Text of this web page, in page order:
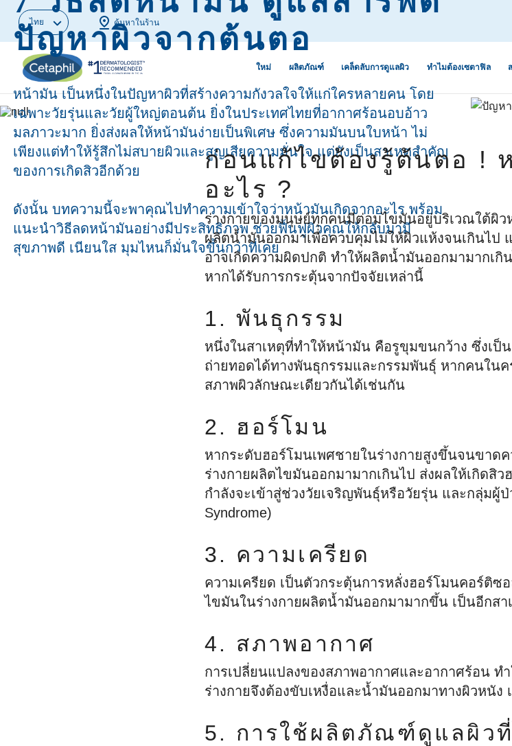
ไทย ค้นหาในร้าน
ใหม่ ผลิตภัณฑ์
ผลิตภัณฑ์ทำความสะอาดผิว
ผลิตภัณฑ์ทำความสะอาดผิว
หน้า
ผลิตภัณฑ์ทำความสะอาดผิว
กาย
มอยซ์เจอไรเซอร์ & เซรั่ม
บำรุงผิวหน้า
มอยซ์เจอไรเซอร์บำรุงผิว
ผิวมัน สิวและริ้วรอยจากสิว
ผิวหมองคล้ำ ขาดความชุ่ม
ชื้น
เครื่องสำอางและสิ่งสกปรก
บนผิว
ผิวแห้งกร้าน
ผิวมีอาการผื่นภูมิแพ้
แห้งเป็นขุย
ผิวไม่เรียบเนียน ขรุขระ ลอก
สีผิวไม่สม่ำเสมอ มีจุดด่างดำ
ผิวแห้ง
ผิวผสม
ผิวมัน
น้
ก
ไ
โ
เคล็ดลับการดูแลผิว
ขั้นตอนการดูแลผิวด้วยสกิน
ในวันที่ฤดูฝุ่นครองเมือง
ตัวช่วยดูแลผิวหน้าให้สะอาด
หมดจดจาก PM2.5
บอกลา 5 สัญญาณผิวแพ้ง่าย
ล้างหน้าแบบไหนดีที่สุด?
ป้องกันผิวหน้าแก่ก่อนวัยได้
โลชั่นหรือครีม เลือกที่ใช่ให้
ปลดล็อคผิวสุขภาพดี ไม่แพ้
เคล็ดลับผิวดีที่ผู้เชี่ยวชาญ
กันแดดสำหรับผิวแพ้ง่าย
ขั้นตอนดูแลผิวบอบบางหลัง
ทำเลเซอร์ให้กลับมาสุขภาพ
ผิวแพ้จากมลพิษ ฝุ่น ควัน
ผิวแพ้ของคนออกกำลังกาย
รีมูฟจุดด่างดำ ปรับสีผิวไม่
สม่ำเสมอ
รักษาสิวผดให้หายขาดอย่าง
ถูกวิธี
หยุดผิวแห้งกร้าน ลอกเป็น
ใช่
วิธีดูแลลูกเป็นผื่นแพ้ผิวหนัง
Atopic Dermatitis
ฟื้นฟูปัญหาผิวแห้ง แดง หน้า
ฟื้นฟูผื่นแพ้ผิวหนังให้กลับมา
การดูแลสูตรพิเศษ
การดูแลระบบนิเวศผิวเพื่อ
5 เหตุผลที่คุณจะรัก “เซตา
การอ่านฉลากสำหรับผิวแพ้
ง่าย
เซตาฟิลปรับสูตร “ผิวแพ้
อย่ายอมแพ้”
เคล็ดลับล้างหน้าด้วยเซตา
ฟิล ซูธติ้ง โฟมวอช
ผิวสุขภาพดีแบบฉบับเซตา
ทำไมต้องเซตาฟิล
ปัญหาผิวจากต้นตอ
หน้ามัน เป็นหนึ่งในปัญหาผิวที่สร้างความกังวลใจให้แก่ใครหลายคน โดย
เฉพาะวัยรุ่นและวัยผู้ใหญ่ตอนต้น ยิ่งในประเทศไทยที่อากาศร้อนอบอ้าว
มลภาวะมาก ยิ่งส่งผลให้หน้ามันง่ายเป็นพิเศษ ซึ่งความมันบนใบหน้า ไม่
เพียงแต่ทำให้รู้สึกไม่สบายผิวและสูญเสียความมั่นใจ แต่ยังเป็นสาเหตุสำคัญ
ของการเกิดสิวอีกด้วย
ดังนั้น บทความนี้จะพาคุณไปทำความเข้าใจว่าหน้ามันเกิดจากอะไร พร้อม
แนะนำวิธีลดหน้ามันอย่างมีประสิทธิภาพ ช่วยฟื้นฟูผิวคุณให้กลับมามี
สุขภาพดี เนียนใส มุมไหนก็มั่นใจขึ้นกว่าที่เคย
ก่อนแก้ไขต้องรู้ต้นตอ !
อะไร ?
ร่างกายของมนุษย์ทุกคนมีต่อมไขมันอยู่บริเวณใต้ผิ
ผลิตน้ำมันออกมาเพื่อควบคุมไม่ให้ผิวแห้งจนเกินไป
อาจเกิดความผิดปกติ ทำให้ผลิตน้ำมันออกมามากเกิ
หากได้รับการกระตุ้นจากปัจจัยเหล่านี้
1. พันธุกรรม
หนึ่งในสาเหตุที่ทำให้หน้ามัน คือรูขุมขนกว้าง ซึ่งเป็
ถ่ายทอดได้ทางพันธุกรรมและกรรมพันธุ์ หากคนใน
สภาพผิวลักษณะเดียวกันได้เช่นกัน
2. ฮอร์โมน
หากระดับฮอร์โมนเพศชายในร่างกายสูงขึ้นจนขาด
ร่างกายผลิตไขมันออกมามากเกินไป ส่งผลให้เกิดสิ
กำลังจะเข้าสู่ช่วงวัยเจริญพันธุ์หรือวัยรุ่น และกลุ่มผู้ป่
Syndrome)
3. ความเครียด
ความเครียด เป็นตัวกระตุ้นการหลั่งฮอร์โมนคอร์ติซ
ไขมันในร่างกายผลิตน้ำมันออกมามากขึ้น เป็นอีกส
4. สภาพอากาศ
การเปลี่ยนแปลงของสภาพอากาศและอากาศร้อน ท
ร่างกายจึงต้องขับเหงื่อและน้ำมันออกมาทางผิวหนั
5. การใช้ผลิตภัณฑ์ดูแลผิวที่